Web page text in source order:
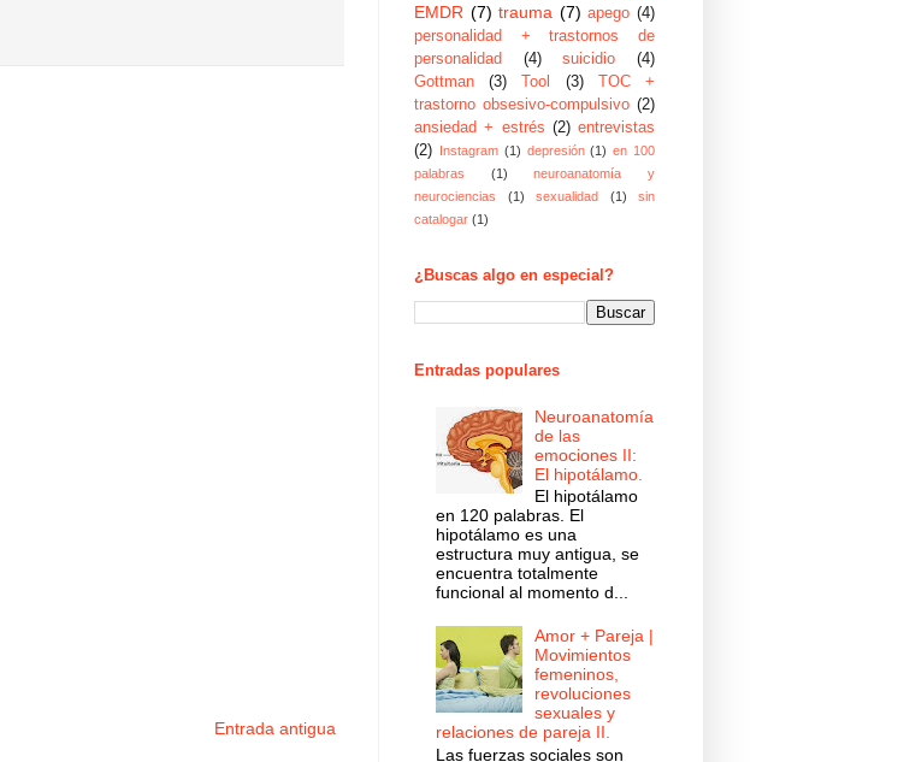
Entrada antigua
EMDR (7) trauma (7) apego (4)
personalidad + trastornos de
personalidad
(4) suicidio
(4)
Gottman
(3) Tool (3)
TOC +
trastorno obsesivo-compulsivo (2)
ansiedad + estrés (2) entrevistas
(2) Instagram (1) depresión (1) en 100
palabras
(1)
neuroanatomía y
neurociencias
(1) sexualidad (1)
sin
catalogar (1)
¿Buscas algo en especial?
Entradas populares
Neuroanatomía
de las
emociones II:
El hipotálamo.
El hipotálamo
en 120 palabras. El
hipotálamo es una
estructura muy antigua, se
encuentra totalmente
funcional al momento d...
Amor + Pareja |
Movimientos
femeninos,
revoluciones
sexuales y
relaciones de pareja II.
Las fuerzas sociales son